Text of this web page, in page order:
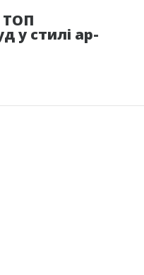
ТОП
у стилі ар-